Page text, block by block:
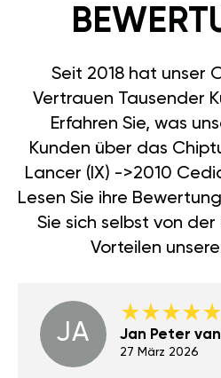
Seit 2018 hat unser
Vertrauen Tausender
Erfahren Sie, was
Kunden über das
Lancer (IX) ->2010
Lesen Sie ihre
Sie sich selbst von
Vorteilen
JA Jan Peter
27 März 2026